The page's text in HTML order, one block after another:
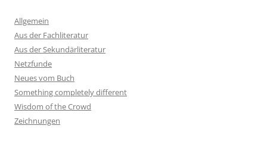
Allgemein
Aus der Fachliteratur
Aus der Sekundärliteratur
Netzfunde
Neues vom Buch
Something completely different
Wisdom of the Crowd
Zeichnungen